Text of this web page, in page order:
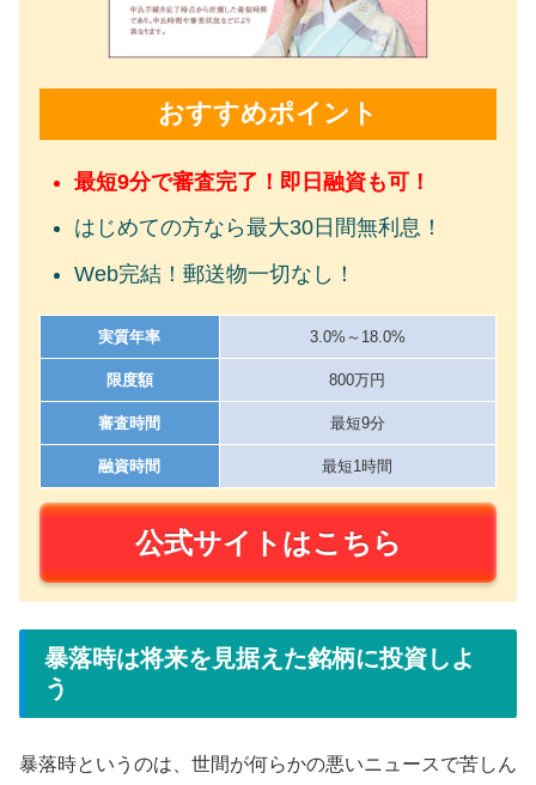
おすすめポイント
最短9分で審査完了！即日融資も可！
はじめての方なら最大30日間無利息！
Web完結！郵送物一切なし！
実質年率 3.0%～18.0%
限度額 800万円
審査時間 最短9分
融資時間 最短1時間
公式サイトはこちら
暴落時は将来を見据えた銘柄に投資しよ
う
暴落時というのは、世間が何らかの悪いニュースで苦しん